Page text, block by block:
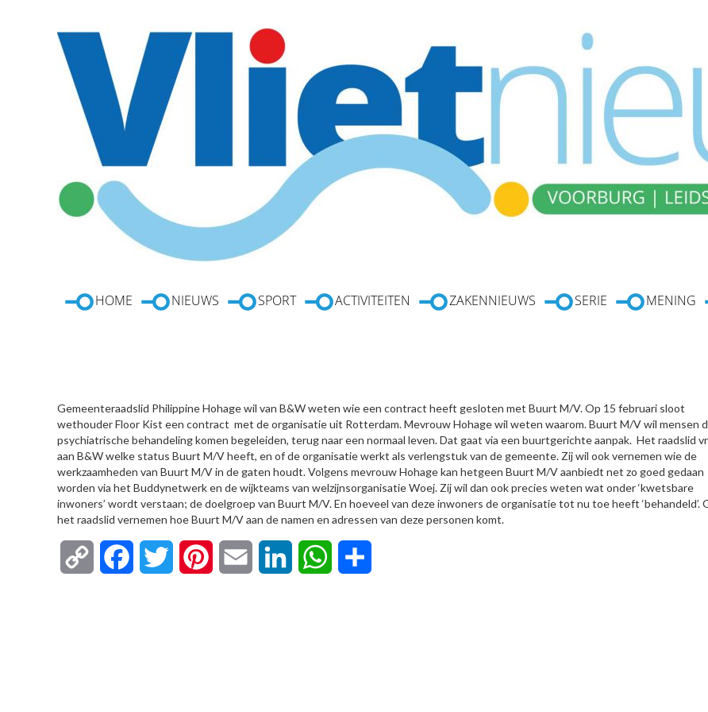
HOME NIEUWS SPORT ACTIVITEITEN ZAKENNIEUWS SERIE MENING
Gemeenteraadslid Philippine Hohage wil van B&W weten wie een contract heeft gesloten met Buurt M/V. Op 15 februari sloot
wethouder Floor Kist een contract met de organisatie uit Rotterdam. Mevrouw Hohage wil weten waarom. Buurt M/V wil mensen
psychiatrische behandeling komen begeleiden, terug naar een normaal leven. Dat gaat via een buurtgerichte aanpak. Het raadslid
aan B&W welke status Buurt M/V heeft, en of de organisatie werkt als verlengstuk van de gemeente. Zij wil ook vernemen wie de
werkzaamheden van Buurt M/V in de gaten houdt. Volgens mevrouw Hohage kan hetgeen Buurt M/V aanbiedt net zo goed gedaan
worden via het Buddynetwerk en de wijkteams van welzijnsorganisatie Woej. Zij wil dan ook precies weten wat onder ‘kwetsbare
inwoners’ wordt verstaan; de doelgroep van Buurt M/V. En hoeveel van deze inwoners de organisatie tot nu toe heeft ‘behandeld’.
het raadslid vernemen hoe Buurt M/V aan de namen en adressen van deze personen komt.
Copy FacebookTwitter Pinterest Email LinkedIn WhatsApp